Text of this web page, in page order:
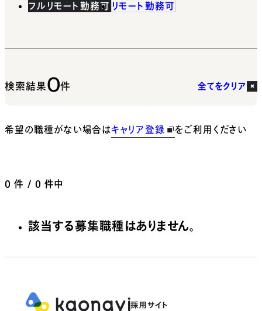
フルリモート勤務可 リモート勤務可
検索結果0件 全てをクリア
希望の職種がない場合はキャリア登録 をご利用ください
0 件 / 0 件中
該当する募集職種はありません。